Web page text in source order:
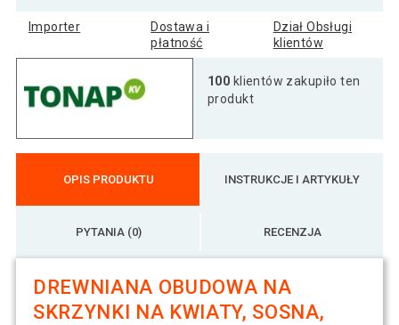
Importer
Dostawa i
płatność
Dział Obsługi
klientów
100 klientów zakupiło ten
produkt
OPIS PRODUKTU INSTRUKCJE I ARTYKUŁY
PYTANIA (0) RECENZJA
DREWNIANA OBUDOWA NA
SKRZYNKI NA KWIATY, SOSNA,